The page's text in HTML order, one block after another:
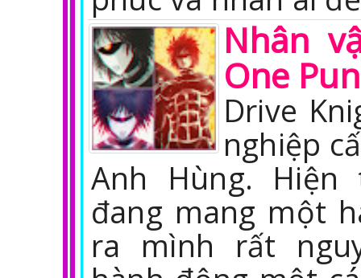
Nhân
One
Drive
nghiệp
Anh Hùng.
đang mang một
ra mình rất